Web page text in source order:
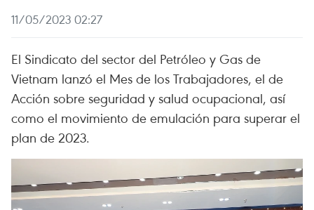
11/05/2023 02:27
El Sindicato del sector del Petróleo y Gas de
Vietnam lanzó el Mes de los Trabajadores, el de
Acción sobre seguridad y salud ocupacional, así
como el movimiento de emulación para superar el
plan de 2023.